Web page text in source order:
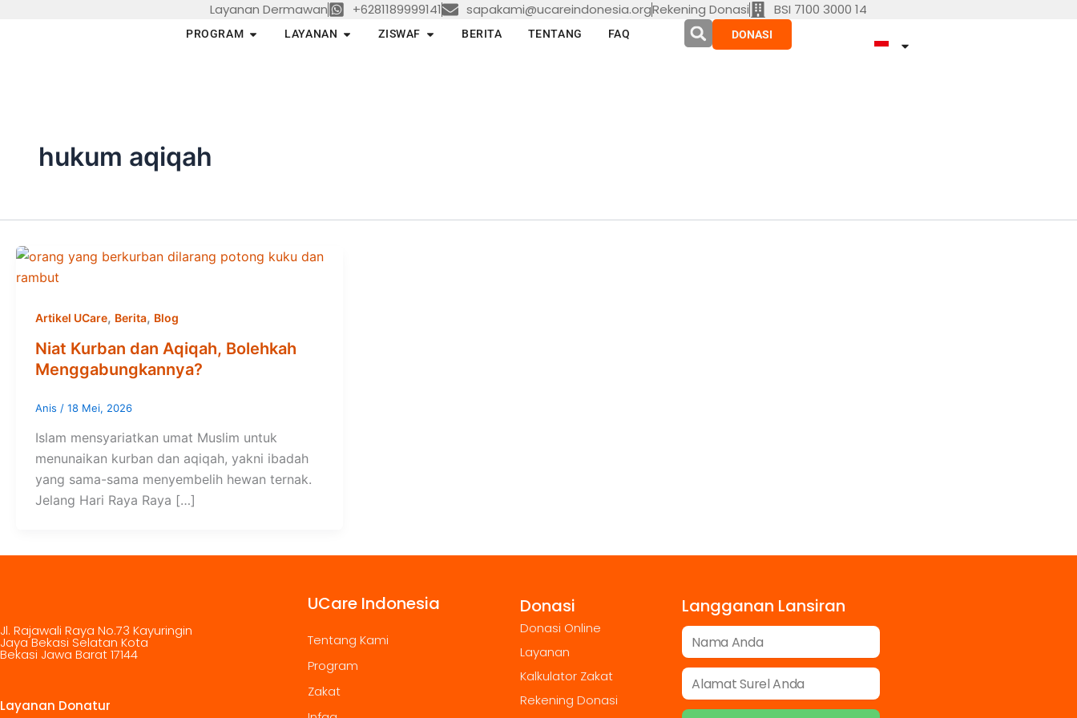
Layanan Dermawan +6281189999141 sapakami@ucareindonesia.orgRekening Donasi BSI 7100 3000 14
PROGRAM Open PROGRAM
LAYANAN Open LAYANAN
ZISWAF Open ZISWAF
BERITA TENTANG FAQ DONASI
hukum aqiqah
Artikel UCare, Berita, Blog
Niat Kurban dan Aqiqah, Bolehkah
Menggabungkannya?
Anis / 18 Mei, 2026
Islam mensyariatkan umat Muslim untuk
menunaikan kurban dan aqiqah, yakni ibadah
yang sama-sama menyembelih hewan ternak.
Jelang Hari Raya Raya […]
Jl. Rajawali Raya No.73 Kayuringin
Jaya Bekasi Selatan Kota
Bekasi Jawa Barat 17144
Layanan Donatur
UCare Indonesia
Tentang Kami
Program
Zakat
Donasi
Donasi Online
Layanan
Kalkulator Zakat
Rekening Donasi
Langganan Lansiran